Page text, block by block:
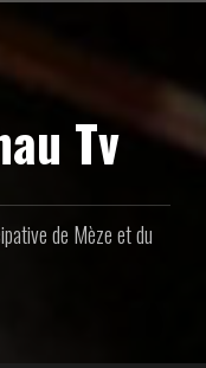
Tv
de Mèze et du